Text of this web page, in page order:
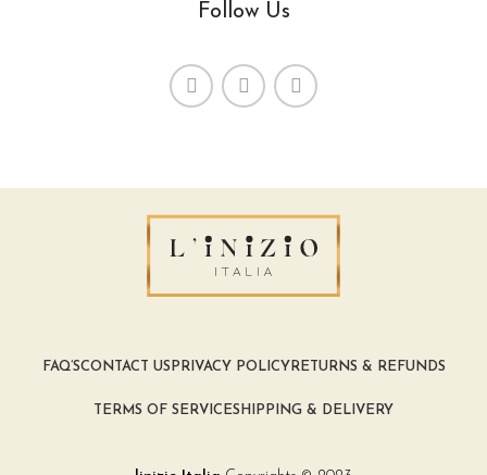
Follow Us
FAQ’SCONTACT US PRIVACY POLICY RETURNS & REFUNDS
TERMS OF SERVICESHIPPING & DELIVERY